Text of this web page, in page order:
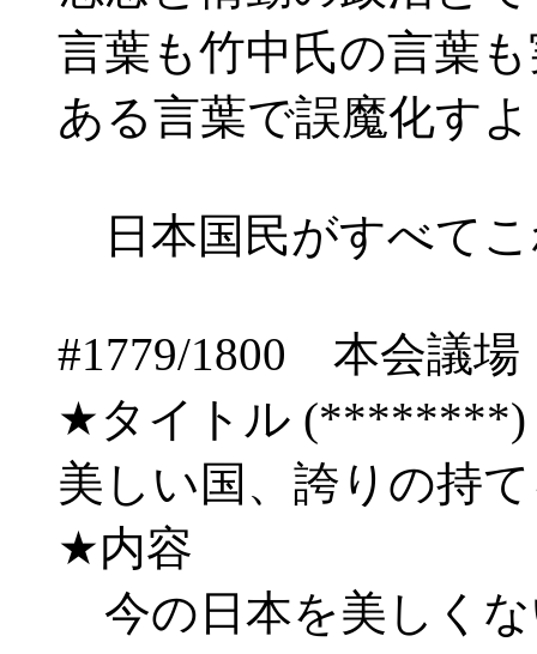
言葉も竹中氏の言葉
ある言葉で誤魔化す
日本国民がすべて
#1779/1800 本会議
★タイトル (********)
美しい国、誇りの持
★内容
今の日本を美しく